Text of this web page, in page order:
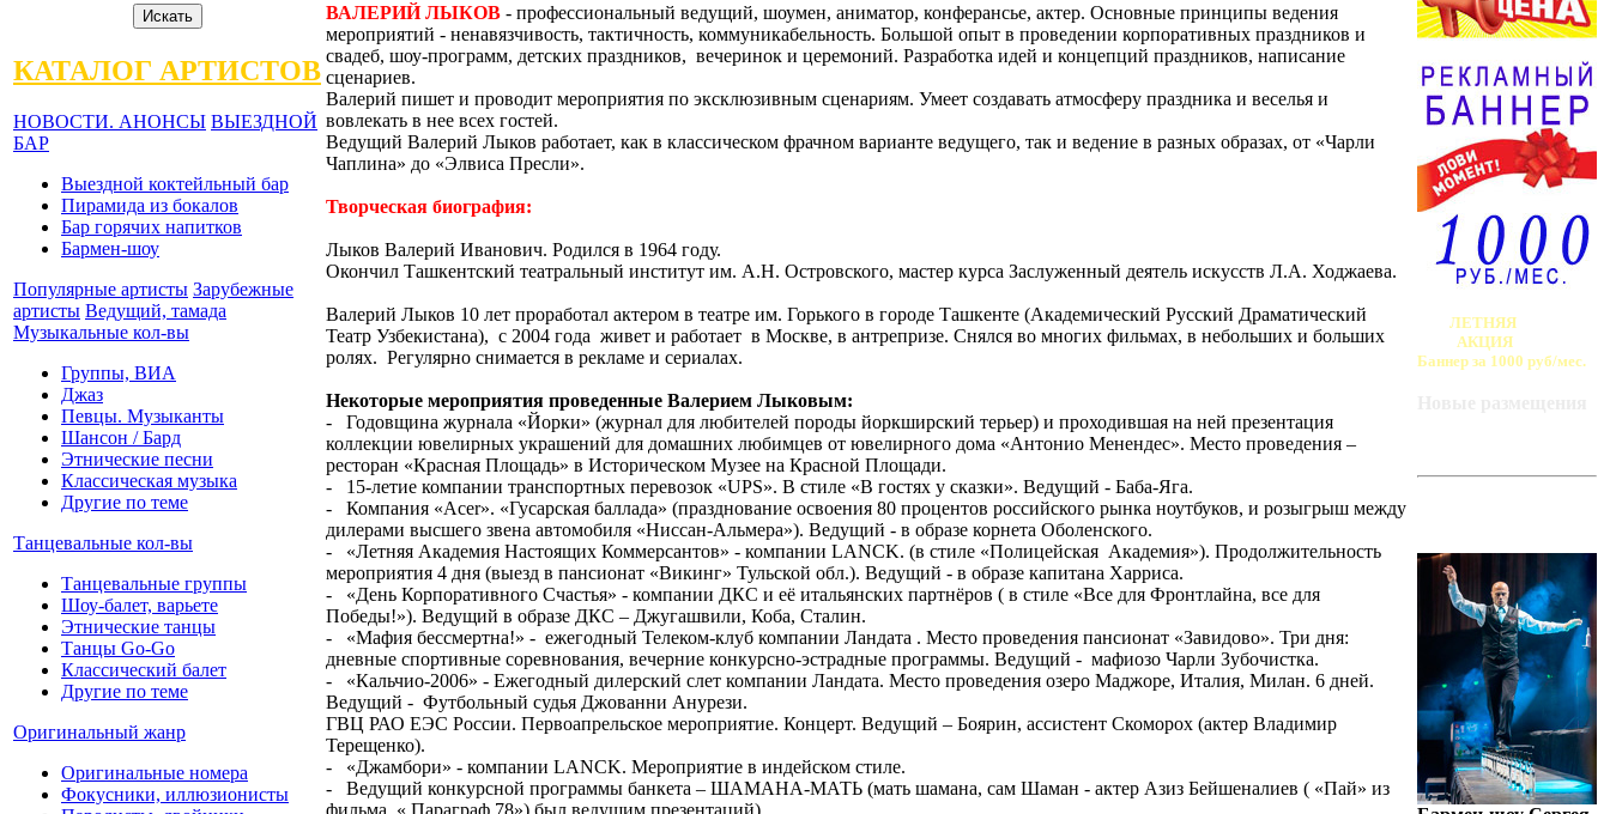
КАТАЛОГ АРТИСТОВ
НОВОСТИ. АНОНСЫ ВЫЕЗДНОЙ
БАР
Выездной коктейльный бар
Пирамида из бокалов
Бар горячих напитков
Бармен-шоу
Популярные артисты Зарубежные
артисты Ведущий, тамада
Музыкальные кол-вы
Группы, ВИА
Джаз
Певцы. Музыканты
Шансон / Бард
Этнические песни
Классическая музыка
Другие по теме
Танцевальные кол-вы
Танцевальные группы
Шоу-балет, варьете
Этнические танцы
Танцы Go-Go
Классический балет
Другие по теме
Оригинальный жанр
Оригинальные номера
Фокусники, иллюзионисты
ВАЛЕРИЙ ЛЫКОВ - профессиональный ведущий, шоумен, аниматор, конферансье, актер. Основные принципы ведения
мероприятий - ненавязчивость, тактичность, коммуникабельность. Большой опыт в проведении корпоративных праздников и
свадеб, шоу-программ, детских праздников, вечеринок и церемоний. Разработка идей и концепций праздников, написание
сценариев.
Валерий пишет и проводит мероприятия по эксклюзивным сценариям. Умеет создавать атмосферу праздника и веселья и
вовлекать в нее всех гостей.
Ведущий Валерий Лыков работает, как в классическом фрачном варианте ведущего, так и ведение в разных образах, от «Чарли
Чаплина» до «Элвиса Пресли».
Творческая биография:
Лыков Валерий Иванович. Родился в 1964 году.
Окончил Ташкентский театральный институт им. А.Н. Островского, мастер курса Заслуженный деятель искусств Л.А. Ходжаева.
Валерий Лыков 10 лет проработал актером в театре им. Горького в городе Ташкенте (Академический Русский Драматический
Театр Узбекистана), с 2004 года живет и работает в Москве, в антрепризе. Снялся во многих фильмах, в небольших и больших
ролях. Регулярно снимается в рекламе и сериалах.
Некоторые мероприятия проведенные Валерием Лыковым:
- Годовщина журнала «Йорки» (журнал для любителей породы йоркширский терьер) и проходившая на ней презентация
коллекции ювелирных украшений для домашних любимцев от ювелирного дома «Антонио Менендес». Место проведения –
ресторан «Красная Площадь» в Историческом Музее на Красной Площади.
- 15-летие компании транспортных перевозок «UPS». В стиле «В гостях у сказки». Ведущий - Баба-Яга.
- Компания «Acer». «Гусарская баллада» (празднование освоения 80 процентов российского рынка ноутбуков, и розыгрыш между
дилерами высшего звена автомобиля «Ниссан-Альмера»). Ведущий - в образе корнета Оболенского.
- «Летняя Академия Настоящих Коммерсантов» - компании LANCK. (в стиле «Полицейская Академия»). Продолжительность
мероприятия 4 дня (выезд в пансионат «Викинг» Тульской обл.). Ведущий - в образе капитана Харриса.
- «День Корпоративного Счастья» - компании ДКС и её итальянских партнёров ( в стиле «Все для Фронтлайна, все для
Победы!»). Ведущий в образе ДКС – Джугашвили, Коба, Сталин.
- «Мафия бессмертна!» - ежегодный Телеком-клуб компании Ландата . Место проведения пансионат «Завидово». Три дня:
дневные спортивные соревнования, вечерние конкурсно-эстрадные программы. Ведущий - мафиозо Чарли Зубочистка.
- «Кальчио-2006» - Ежегодный дилерский слет компании Ландата. Место проведения озеро Маджоре, Италия, Милан. 6 дней.
Ведущий - Футбольный судья Джованни Анурези.
ГВЦ РАО ЕЭС России. Первоапрельское мероприятие. Концерт. Ведущий – Боярин, ассистент Скоморох (актер Владимир
Терещенко).
- «Джамбори» - компании LANCK. Мероприятие в индейском стиле.
- Ведущий конкурсной программы банкета – ШАМАНА-МАТЬ (мать шамана, сам Шаман - актер Азиз Бейшеналиев ( «Пай» из
фильма « Параграф 78») был ведущим презентаций)
ЛЕТНЯЯ
АКЦИЯ
Баннер за 1000 руб/мес.